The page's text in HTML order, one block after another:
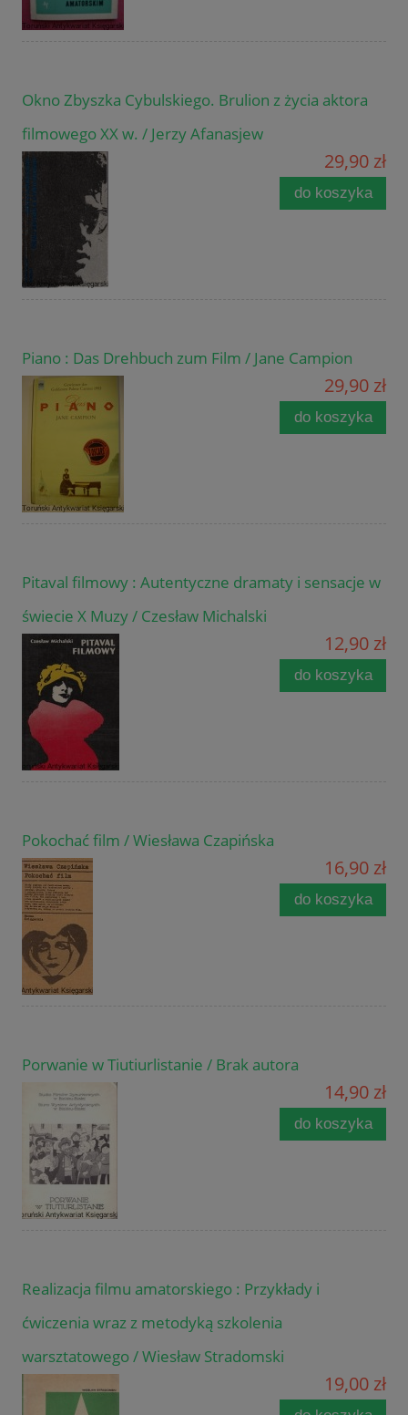
Okno Zbyszka Cybulskiego. Brulion z życia aktora
filmowego XX w. / Jerzy Afanasjew
29,90 zł
do koszyka
Piano : Das Drehbuch zum Film / Jane Campion
29,90 zł
do koszyka
Pitaval filmowy : Autentyczne dramaty i sensacje w
świecie X Muzy / Czesław Michalski
12,90 zł
do koszyka
Pokochać film / Wiesława Czapińska
16,90 zł
do koszyka
Porwanie w Tiutiurlistanie / Brak autora
14,90 zł
do koszyka
Realizacja filmu amatorskiego : Przykłady i
ćwiczenia wraz z metodyką szkolenia
warsztatowego / Wiesław Stradomski
19,00 zł